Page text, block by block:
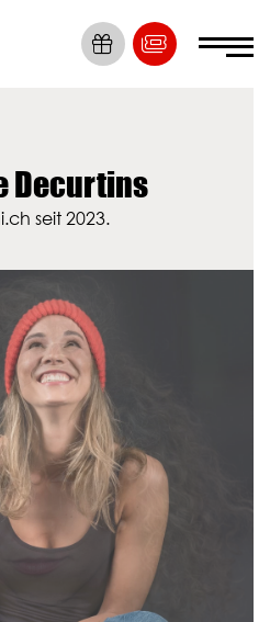
Decurtins
seit 2023.